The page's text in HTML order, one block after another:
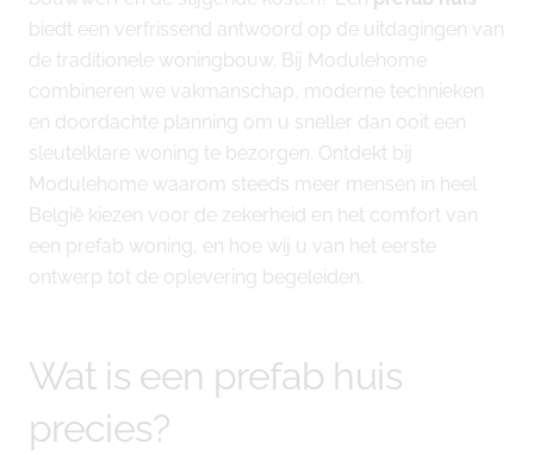
biedt een verfrissend antwoord op de uitdagingen van
de traditionele woningbouw. Bij Modulehome
combineren we vakmanschap, moderne technieken
en doordachte planning om u sneller dan ooit een
sleutelklare woning te bezorgen. Ontdekt bij
Modulehome waarom steeds meer mensen in heel
België kiezen voor de zekerheid en het comfort van
een prefab woning, en hoe wij u van het eerste
ontwerp tot de oplevering begeleiden.
Wat is een prefab huis
precies?